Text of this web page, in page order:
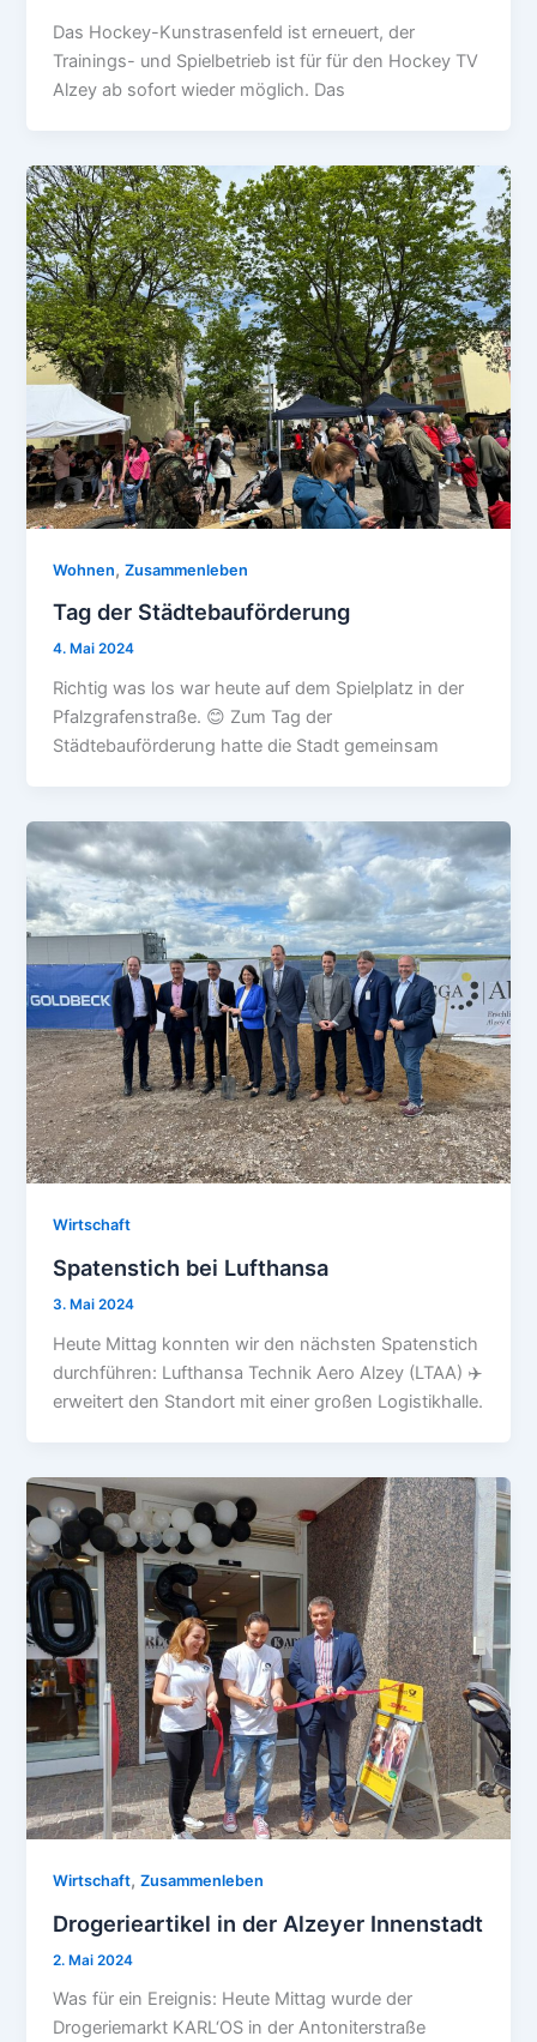
Das Hockey-Kunstrasenfeld ist erneuert, der
Trainings- und Spielbetrieb ist für für den Hockey TV
Alzey ab sofort wieder möglich. Das
Wohnen,Zusammenleben
Tag der Städtebauförderung
4. Mai 2024
Richtig was los war heute auf dem Spielplatz in der
Pfalzgrafenstraße. 😊 Zum Tag der
Städtebauförderung hatte die Stadt gemeinsam
Wirtschaft
Spatenstich bei Lufthansa
3. Mai 2024
Heute Mittag konnten wir den nächsten Spatenstich
durchführen: Lufthansa Technik Aero Alzey (LTAA) ✈️
erweitert den Standort mit einer großen Logistikhalle.
Wirtschaft,Zusammenleben
Drogerieartikel in der Alzeyer Innenstadt
2. Mai 2024
Was für ein Ereignis: Heute Mittag wurde der
Drogeriemarkt KARL‘OS in der Antoniterstraße